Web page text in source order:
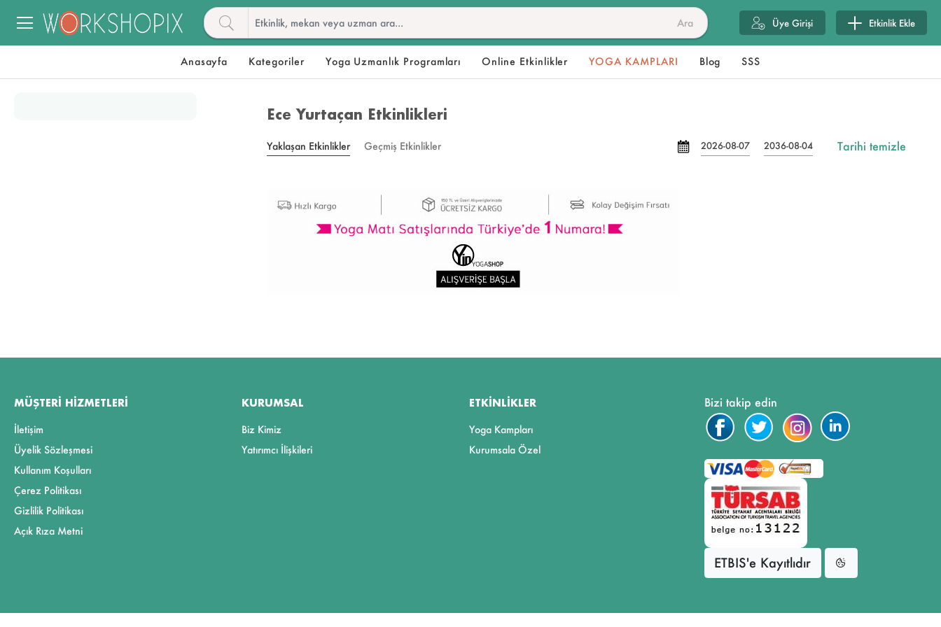
Ara Üye Girişi Etkinlik Ekle
Anasayfa Kategoriler Yoga Uzmanlık Programları Online Etkinlikler YOGA KAMPLARI Blog SSS
Ece Yurtaçan Etkinlikleri
Yaklaşan Etkinlikler Geçmiş Etkinlikler 2026-08-07 2036-08-04 Tarihi temizle
MÜŞTERI HIZMETLERI
İletişim
Üyelik Sözleşmesi
Kullanım Koşulları
Çerez Politikası
Gizlilik Politikası
Açık Rıza Metni
KURUMSAL
Biz Kimiz
Yatırımcı İlişkileri
ETKINLIKLER
Yoga Kampları
Kurumsala Özel
Bizi takip edin
ETBIS'e Kayıtlıdır